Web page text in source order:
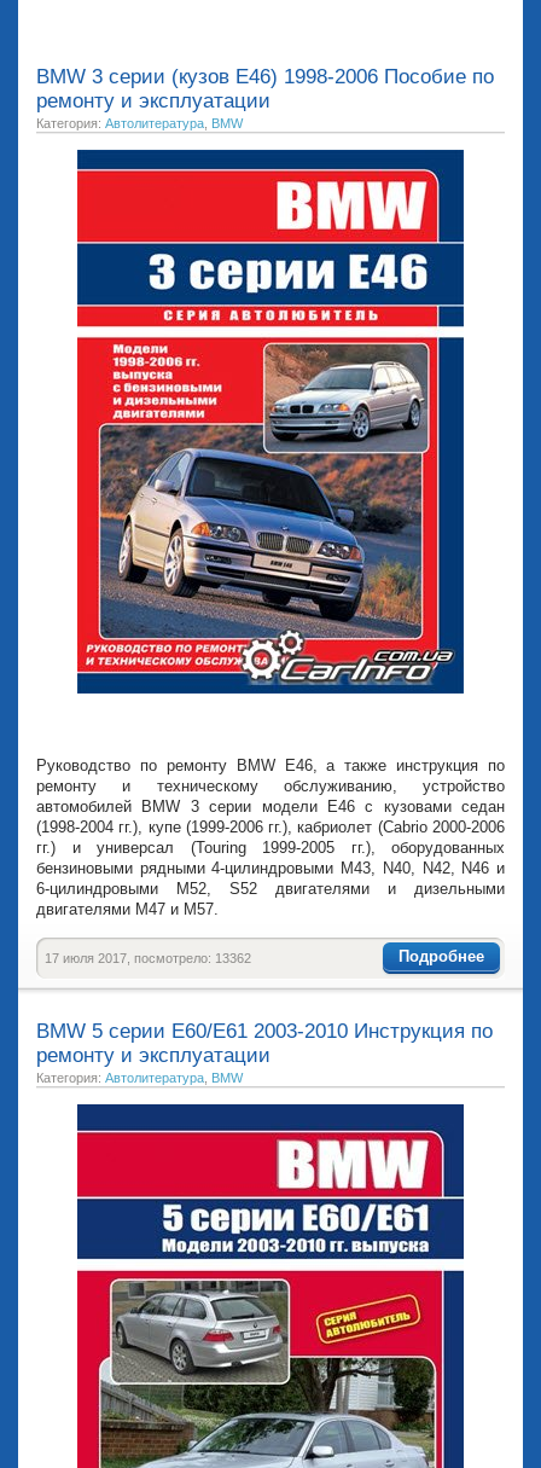
BMW 3 серии (кузов Е46) 1998-2006 Пособие по
ремонту и эксплуатации
Категория: Автолитература BMW
Руководство по ремонту BMW Е46, а также инструкция по
ремонту и техническому обслуживанию, устройство
автомобилей BMW 3 серии модели Е46 с кузовами седан
(1998-2004 гг.), купе (1999-2006 гг.), кабриолет (Cabrio 2000-2006
гг.) и универсал (Touring 1999-2005 гг.), оборудованных
бензиновыми рядными 4-цилиндровыми М43, N40, N42, N46 и
6-цилиндровыми М52, S52 двигателями и дизельными
двигателями М47 и М57.
Подробнее
17 июля 2017, посмотрело: 13362
BMW 5 серии E60/E61 2003-2010 Инструкция по
ремонту и эксплуатации
Категория: Автолитература BMW